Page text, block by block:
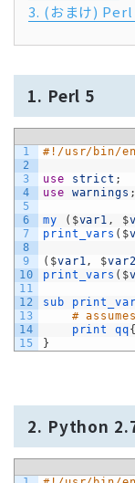
3. (おまけ)
1. Perl 5
1
2
3
4
5
6
7
8
9
10
11
12
13
14
15
#!/usr/bin/
use strict ;
use
warnings ;
my ( $var1 , $
print_vars ( $
( $var1 , $var2
print_vars ( $
sub
#
print
qq{
}
2. Python